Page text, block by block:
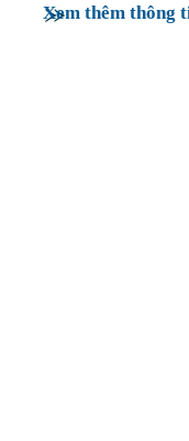
Xem thêm thông